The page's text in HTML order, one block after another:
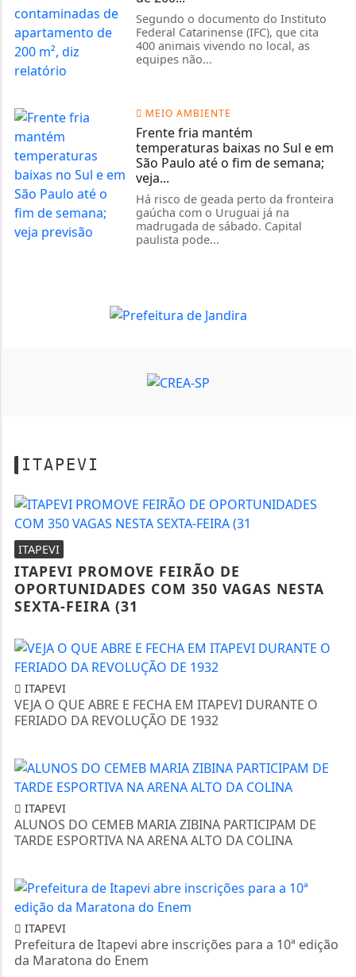
Segundo o documento do Instituto
Federal Catarinense (IFC), que cita
400 animais vivendo no local, as
equipes não...
MEIO AMBIENTE
Frente fria mantém
temperaturas baixas no Sul e em
São Paulo até o fim de semana;
veja...
Há risco de geada perto da fronteira
gaúcha com o Uruguai já na
madrugada de sábado. Capital
paulista pode...
ITAPEVI
ITAPEVI
ITAPEVI PROMOVE FEIRÃO DE
OPORTUNIDADES COM 350 VAGAS NESTA
SEXTA-FEIRA (31
ITAPEVI
VEJA O QUE ABRE E FECHA EM ITAPEVI DURANTE O
FERIADO DA REVOLUÇÃO DE 1932
ITAPEVI
ALUNOS DO CEMEB MARIA ZIBINA PARTICIPAM DE
TARDE ESPORTIVA NA ARENA ALTO DA COLINA
ITAPEVI
Prefeitura de Itapevi abre inscrições para a 10ª edição
da Maratona do Enem